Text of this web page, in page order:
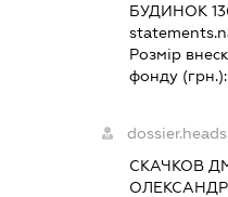
БУДИНОК
Розмір
фонду
СКАЧКОВ